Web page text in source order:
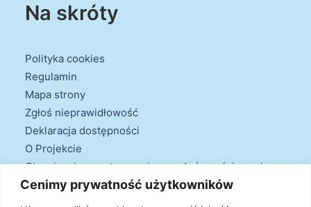
Cenimy prywatność użytkowników
Na skróty
Polityka cookies
Regulamin
Mapa strony
Zgłoś nieprawidłowość
Deklaracja dostępności
O Projekcie
Obowiązek przestrzegania zasad równościowych
oraz warunków podstawowych
Klauzule informacyjne